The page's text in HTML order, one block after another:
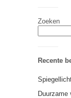
Zoeken
Recente
Duurzame